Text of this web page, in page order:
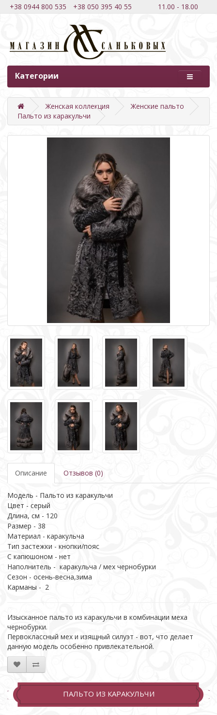
+38 0944 800 535 +38 050 395 40 55 11.00 - 18.00
Категории
Женская коллекция
Женские пальто
Пальто из каракульчи
Описание Отзывов (0)
Модель - Пальто из каракульчи
Цвет - серый
Длина, см - 120
Размер - 38
Материал - каракульча
Тип застежки - кнопки/пояс
С капюшоном - нет
Наполнитель - каракульча / мех чернобурки
Сезон - осень-весна,зима
Карманы - 2
Изысканное пальто из каракульчи в комбинации меха
чернобурки.
Первоклассный мех и изящный силуэт - вот, что делает
данную модель особенно привлекательной.
ПАЛЬТО ИЗ КАРАКУЛЬЧИ